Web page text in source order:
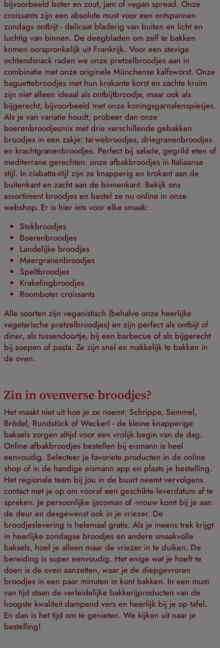
bijvoorbeeld boter en zout, jam of vegan spread. Onze
croissants zijn een absolute must voor een ontspannen
zondags ontbijt - delicaat bladerig van buiten en licht en
luchtig van binnen. De deegbladen om zelf te bakken
komen oorspronkelijk uit Frankrijk. Voor een stevige
ochtendsnack raden we onze pretzelbroodjes aan in
combinatie met onze originele Münchense kalfsworst. Onze
baguettebroodjes met hun krokante korst en zachte kruim
zijn niet alleen ideaal als ontbijtbroodje, maar ook als
bijgerecht, bijvoorbeeld met onze koningsgarnalenspiesjes.
Als je van variatie houdt, probeer dan onze
boerenbroodjesmix met drie verschillende gebakken
broodjes in een zakje: tarwebroodjes, driegranenbroodjes
en krachtgranenbroodjes. Perfect bij salade, gegrild eten of
mediterrane gerechten: onze afbakbroodjes in Italiaanse
stijl. In ciabatta-stijl zijn ze knapperig en krokant aan de
buitenkant en zacht aan de binnenkant. Bekijk ons
assortiment broodjes en bestel ze nu online in onze
webshop. Er is hier iets voor elke smaak:
Stokbroodjes
Boerenbroodjes
Landelijke broodjes
Meergranenbroodjes
Speltbroodjes
Krakelingbroodjes
Roomboter croissants
Alle soorten zijn veganistisch (behalve onze heerlijke
vegetarische pretzelbroodjes) en zijn perfect als ontbijt of
diner, als tussendoortje, bij een barbecue of als bijgerecht
bij soepen of pasta. Ze zijn snel en makkelijk te bakken in
de oven.
Zin in ovenverse broodjes?
Het maakt niet uit hoe je ze noemt: Schrippe, Semmel,
Brödel, Rundstück of Weckerl - de kleine knapperige
baksels zorgen altijd voor een vrolijk begin van de dag.
Online afbakbroodjes bestellen bij eismann is heel
eenvoudig. Selecteer je favoriete producten in de online
shop of in de handige eismann app en plaats je bestelling.
Het regionale team bij jou in de buurt neemt vervolgens
contact met je op om vooraf een geschikte leverdatum af te
spreken. Je persoonlijke ijscoman of -vrouw komt bij je aan
de deur en desgewenst ook in je vriezer. De
broodjeslevering is helemaal gratis. Als je ineens trek krijgt
in heerlijke zondagse broodjes en andere smaakvolle
baksels, hoef je alleen maar de vriezer in te duiken. De
bereiding is super eenvoudig. Het enige wat je hoeft te
doen is de oven aanzetten, waar je de diepgevroren
broodjes in een paar minuten in kunt bakken. In een mum
van tijd staan de verleidelijke bakkerijproducten van de
hoogste kwaliteit dampend vers en heerlijk bij je op tafel.
En dan is het tijd om te genieten. We kijken uit naar je
bestelling!